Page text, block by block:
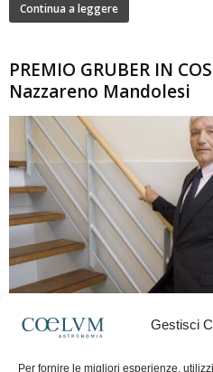
Gestisci
Per fornire le migliori esperienze,
Continua a leggere
PREMIO GRUBER IN
Nazzareno Mandolesi
280
Frida Paolella
Intervista al professor Nazzareno